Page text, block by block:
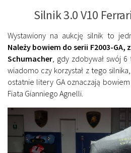
Silnik 3.0 V10
Wystawiony na aukcję silnik to
Należy bowiem do serii F2003-
Schumacher , gdy zdobywał swój
wiadomo czy korzystał z tego
ostatnie litery GA oznaczają
Fiata Gianniego Agnelli.